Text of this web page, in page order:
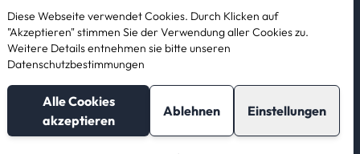
Diese Webseite verwendet Cookies. Durch Klicken auf
"Akzeptieren" stimmen Sie der Verwendung aller Cookies zu.
Weitere Details entnehmen sie bitte unseren
Datenschutzbestimmungen
Alle Cookies
akzeptieren
Ablehnen Einstellungen
© 2026 StorageBook GmbH. All rights reserved.